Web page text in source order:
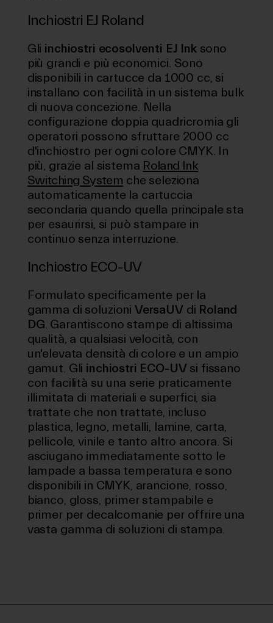
Inchiostri EJ Roland
Gli inchiostri ecosolventi EJ Inksono
più grandi e più economici. Sono
disponibili in cartucce da 1000 cc, si
installano con facilità in un sistema bulk
di nuova concezione. Nella
configurazione doppia quadricromia gli
operatori possono sfruttare 2000 cc
d'inchiostro per ogni colore CMYK. In
più, grazie al sistema Roland Ink
Switching System che seleziona
automaticamente la cartuccia
secondaria quando quella principale sta
per esaurirsi, si può stampare in
continuo senza interruzione.
Inchiostro ECO-UV
Formulato specificamente per la
gamma di soluzioni VersaUVdi Roland
DG. Garantiscono stampe di altissima
qualità, a qualsiasi velocità, con
un'elevata densità di colore e un ampio
gamut. Gli inchiostri ECO-UVsi fissano
con facilità su una serie praticamente
illimitata di materiali e superfici, sia
trattate che non trattate, incluso
plastica, legno, metalli, lamine, carta,
pellicole, vinile e tanto altro ancora. Si
asciugano immediatamente sotto le
lampade a bassa temperatura e sono
disponibili in CMYK, arancione, rosso,
bianco, gloss, primer stampabile e
primer per decalcomanie per offrire una
vasta gamma di soluzioni di stampa.